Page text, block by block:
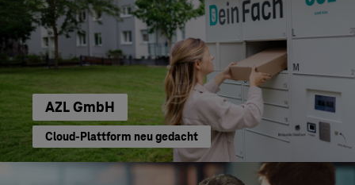
AZL GmbH
Cloud-Plattform neu gedacht